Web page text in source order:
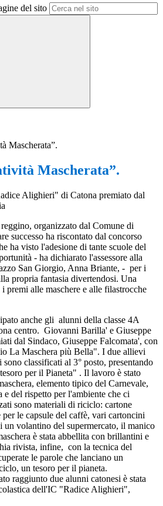
del sito
Mascherata”.
Mascherata”.
Alighieri" di Catona premiato dal
organizzato dal Comune di
successo ha riscontato dal concorso
ha visto l'adesione di tante scuole del
- ha dichiarato l'assessore alla
San Giorgio, Anna Briante, - per i
propria fantasia divertendosi. Una
premi alle maschere e alle filastrocche
anche gli alunni della classe 4A
centro. Giovanni Barilla' e Giuseppe
dal Sindaco, Giuseppe Falcomata', con
La Maschera più Bella". I due allievi
classificati al 3° posto, presentando
per il Pianeta" . Il lavoro è stato
elemento tipico del Carnevale,
e del rispetto per l'ambiente che ci
sono materiali di riciclo: cartone
le capsule del caffè, vari cartoncini
volantino del supermercato, il manico
è stata abbellita con brillantini e
rivista, infine, con la tecnica del
le parole che lanciano un
un tesoro per il pianeta.
raggiunto due alunni catonesi è stata
dell'IC "Radice Alighieri",